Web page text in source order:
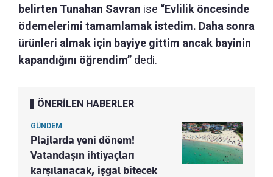
belirten Tunahan Savran ise “Evlilik öncesinde
ödemelerimi tamamlamak istedim. Daha sonra
ürünleri almak için bayiye gittim ancak bayinin
kapandığını öğrendim” dedi.
ÖNERİLEN HABERLER
GÜNDEM
Plajlarda yeni dönem!
Vatandaşın ihtiyaçları
karşılanacak, işgal bitecek